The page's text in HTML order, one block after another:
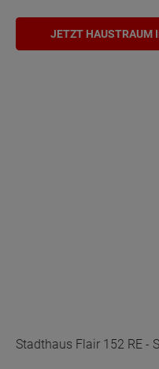
JETZT HAUSTRAUM
Stadthaus Flair 152 RE -